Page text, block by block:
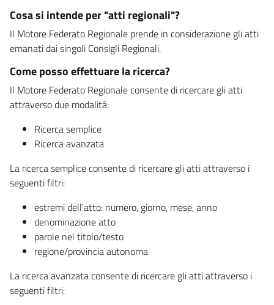
Cosa si intende per "atti regionali"?
Il Motore Federato Regionale prende in considerazione gli atti
emanati dai singoli Consigli Regionali.
Come posso effettuare la ricerca?
Il Motore Federato Regionale consente di ricercare gli atti
attraverso due modalità:
Ricerca semplice
Ricerca avanzata
La ricerca semplice consente di ricercare gli atti attraverso i
seguenti filtri:
estremi dell'atto: numero, giorno, mese, anno
denominazione atto
parole nel titolo/testo
regione/provincia autonoma
La ricerca avanzata consente di ricercare gli atti attraverso i
seguenti filtri: